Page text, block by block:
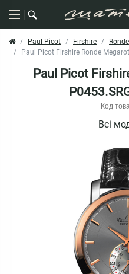
Paul Picot Firshire
Paul Picot Firshire Ronde
Paul Picot
Код
Всі